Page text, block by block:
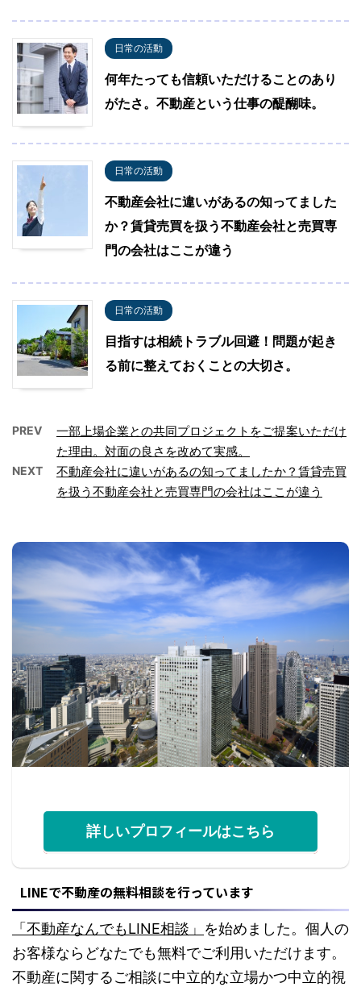
日常の活動
何年たっても信頼いただけることのあり
がたさ。不動産という仕事の醍醐味。
日常の活動
不動産会社に違いがあるの知ってました
か？賃貸売買を扱う不動産会社と売買専
門の会社はここが違う
日常の活動
目指すは相続トラブル回避！問題が起き
る前に整えておくことの大切さ。
PREV
一部上場企業との共同プロジェクトをご提案いただけ
た理由。対面の良さを改めて実感。
NEXT
不動産会社に違いがあるの知ってましたか？賃貸売買
を扱う不動産会社と売買専門の会社はここが違う
詳しいプロフィールはこちら
LINEで不動産の無料相談を行っています
「不動産なんでもLINE相談」 を始めました。個人の
お客様ならどなたでも無料でご利用いただけます。
不動産に関するご相談に中立的な立場かつ中立的視